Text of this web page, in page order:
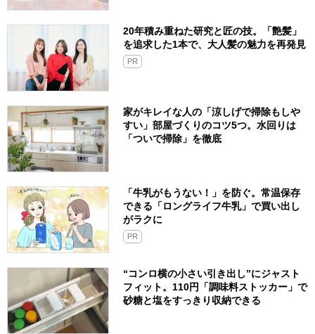
20年積み重ねた研究と匠の技。「艶髪」
を追求した1本で、大人髪の魅力を再発見
PR
家がキレイな人の「涼しげで掃除もしや
すい」部屋づくりのコツ5つ。水回りは
「ついで掃除」を徹底
「牛乳がもうない！」を防ぐ。常温保存
できる「ロングライフ牛乳」で買い出し
がラクに
PR
“コンロ横の小さい引き出し”にジャスト
フィット。110円「調味料ストッカー」で
砂糖と塩をすっきり収納できる